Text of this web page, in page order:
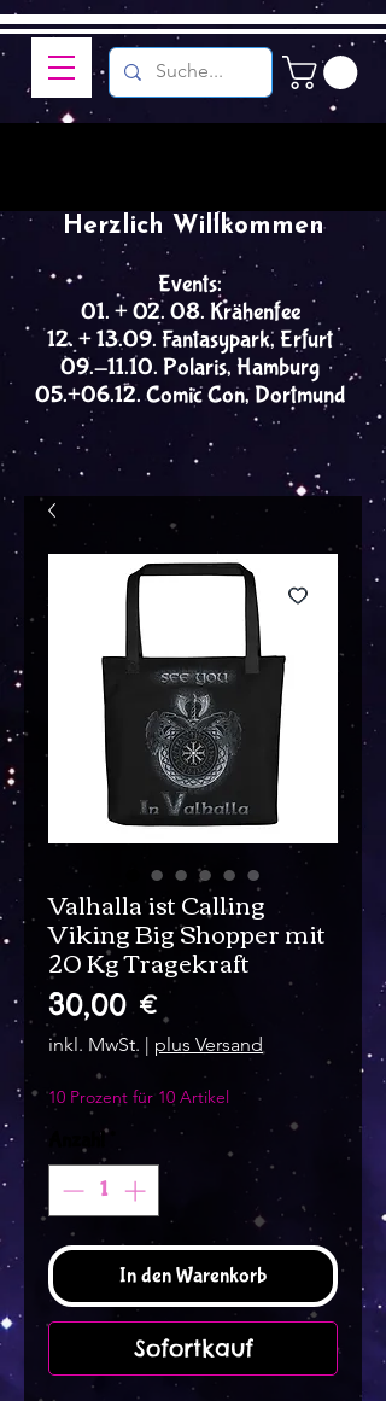
Events:
01. + 02. 08. Krähenfee
12. + 13.09. Fantasypark, Erfurt
09.-11.10. Polaris, Hamburg
05.+06.12. Comic Con, Dortmund
Herzlich Willkommen
Valhalla ist Calling
Viking Big Shopper mit
20 Kg Tragekraft
30,00 €Preis
inkl. MwSt. | plus Versand
10 Prozent für 10 Artikel
Anzahl
In den Warenkorb
Sofortkauf